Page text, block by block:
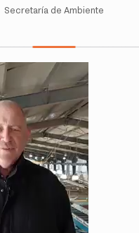
Secretaría de Ambiente